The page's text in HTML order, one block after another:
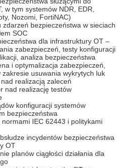
w tym systemów NDR, EDR,
Nozomi, FortiNAC)
bezpieczeństwa w sieciach
SOC
dla infrastruktury OT –
zabezpieczeń, testy konfiguracji
analiza bezpieczeństwa
i optymalizacja zabezpieczeń,
usuwania wykrytych luk
realizacją zaleceń
nad realizację testów
konfiguracji systemów
bezpieczeństwa
IEC 62443 i politykami
incydentów bezpieczeństwa
OT
planów ciągłości działania dla